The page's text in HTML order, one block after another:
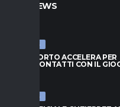
ULTIME NEWS
ULTIME NEWS
MILAN, IL PORTO ACCELERA PER
GIMENEZ: CONTATTI CON IL
ULTIME NEWS